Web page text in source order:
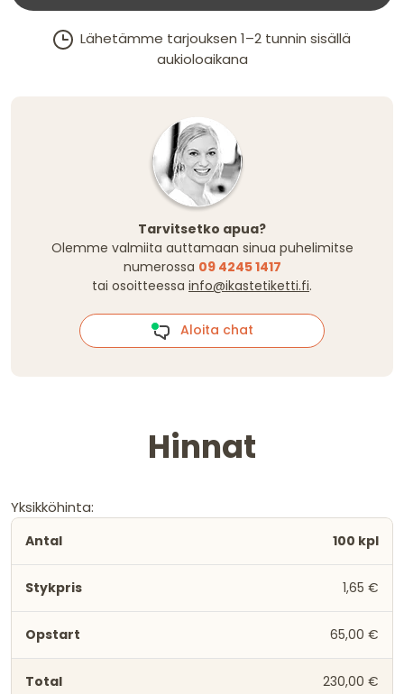
Lähetämme tarjouksen 1–2 tunnin sisällä
aukioloaikana
Tarvitsetko apua?
Olemme valmiita auttamaan sinua puhelimitse
numerossa 09 4245 1417
tai osoitteessa info@ikastetiketti.fi.
Aloita chat
Hinnat
Yksikköhinta:
100 kpl
1,65 €
65,00 €
230,00 €